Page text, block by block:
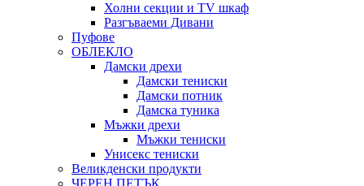
Холни секции и ТV шкаф
Разгъваеми Дивани
Пуфове
ОБЛЕКЛО
Дамски дрехи
Дамски тениски
Дамски потник
Дамска туника
Мъжки дрехи
Мъжки тениски
Унисекс тениски
Великденски продукти
ЧЕРЕН ПЕТЪК